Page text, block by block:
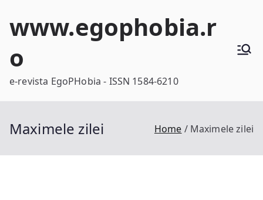
www.egophobia.r
o
e-revista EgoPHobia - ISSN 1584-6210
Maximele zilei Home Maximele zilei